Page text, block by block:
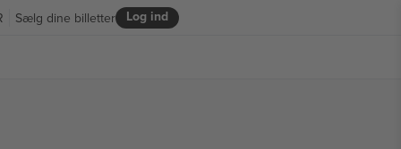
Log ind
Sælg dine billetter